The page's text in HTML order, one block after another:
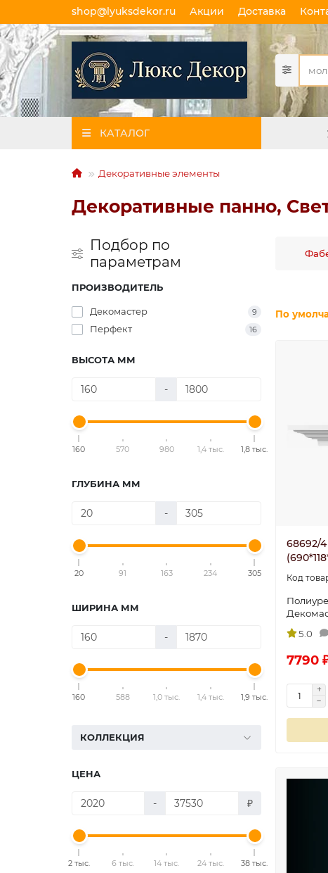
shop@lyuksdekor.ru Акции Доставка
КАТАЛОГ
Декоративные элементы
Декоративные панно,
Подбор по
параметрам
ПРОИЗВОДИТЕЛЬ
Декомастер 9
Перфект 16
ВЫСОТА ММ
-
160 570 980 1,4 тыс. 1,8 тыс.
ГЛУБИНА ММ
-
20 91 163 234 305
ШИРИНА ММ
-
160 588 1,0 тыс. 1,4 тыс. 1,9 тыс.
КОЛЛЕКЦИЯ
ЦЕНА
- ₽
2 тыс. 6 тыс. 14 тыс. 24 тыс. 38 тыс.
По
68692/4
5.0
7790